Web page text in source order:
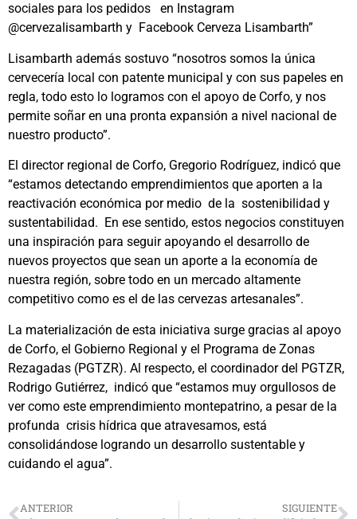
sociales para los pedidos en Instagram
@cervezalisambarth y Facebook Cerveza Lisambarth”
Lisambarth además sostuvo “nosotros somos la única
cervecería local con patente municipal y con sus papeles en
regla, todo esto lo logramos con el apoyo de Corfo, y nos
permite soñar en una pronta expansión a nivel nacional de
nuestro producto”.
El director regional de Corfo, Gregorio Rodríguez, indicó que
“estamos detectando emprendimientos que aporten a la
reactivación económica por medio de la sostenibilidad y
sustentabilidad. En ese sentido, estos negocios constituyen
una inspiración para seguir apoyando el desarrollo de
nuevos proyectos que sean un aporte a la economía de
nuestra región, sobre todo en un mercado altamente
competitivo como es el de las cervezas artesanales”.
La materialización de esta iniciativa surge gracias al apoyo
de Corfo, el Gobierno Regional y el Programa de Zonas
Rezagadas (PGTZR). Al respecto, el coordinador del PGTZR,
Rodrigo Gutiérrez, indicó que “estamos muy orgullosos de
ver como este emprendimiento montepatrino, a pesar de la
profunda crisis hídrica que atravesamos, está
consolidándose logrando un desarrollo sustentable y
cuidando el agua”.
ANTERIOR SIGUIENTE